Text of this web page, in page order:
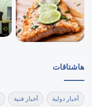
هاشتاقات
أخبار دولية أخبار فنية